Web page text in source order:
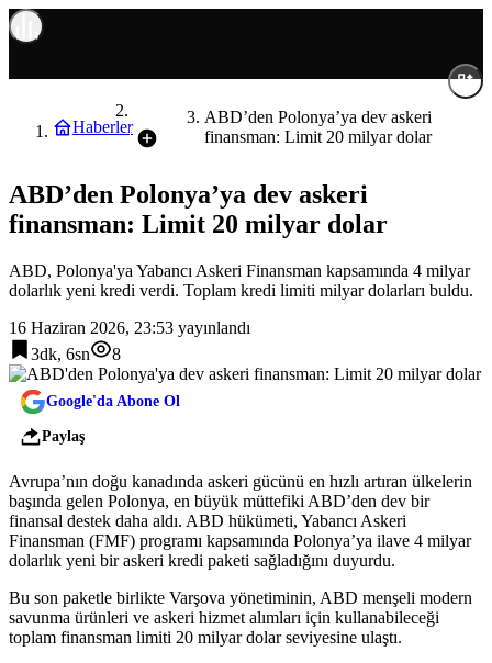
Haberler
Dünya
ABD’den Polonya’ya dev askeri
finansman: Limit 20 milyar dolar
ABD’den Polonya’ya dev askeri
finansman: Limit 20 milyar dolar
ABD, Polonya'ya Yabancı Askeri Finansman kapsamında 4 milyar
dolarlık yeni kredi verdi. Toplam kredi limiti milyar dolarları buldu.
16 Haziran 2026, 23:53 yayınlandı
3dk, 6sn
8
Google'da Abone Ol
Paylaş
Avrupa’nın doğu kanadında askeri gücünü en hızlı artıran ülkelerin
başında gelen Polonya, en büyük müttefiki ABD’den dev bir
finansal destek daha aldı. ABD hükümeti, Yabancı Askeri
Finansman (FMF) programı kapsamında Polonya’ya ilave 4 milyar
dolarlık yeni bir askeri kredi paketi sağladığını duyurdu.
Bu son paketle birlikte Varşova yönetiminin, ABD menşeli modern
savunma ürünleri ve askeri hizmet alımları için kullanabileceği
toplam finansman limiti 20 milyar dolar seviyesine ulaştı.